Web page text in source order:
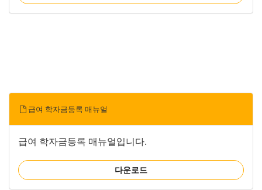
급여 학자금등록 매뉴얼
급여 학자금등록 매뉴얼입니다.
다운로드